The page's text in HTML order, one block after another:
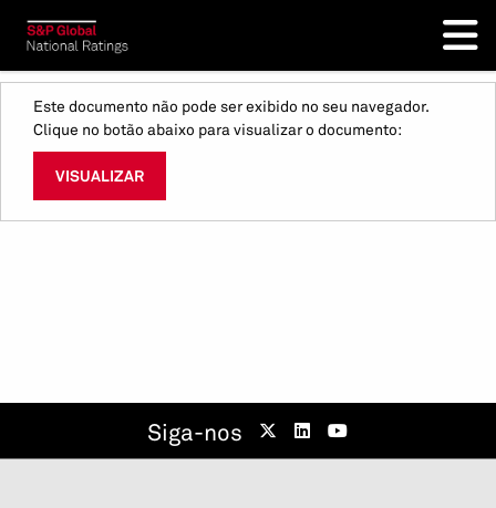
Este documento não pode ser exibido no seu navegador.
Clique no botão abaixo para visualizar o documento:
VISUALIZAR
Siga-nos